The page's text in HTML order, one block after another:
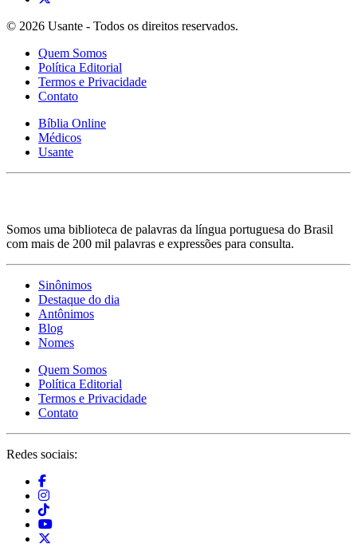
© 2026 Usante - Todos os direitos reservados.
Quem Somos
Política Editorial
Termos e Privacidade
Contato
Bíblia Online
Médicos
Usante
Somos uma biblioteca de palavras da língua portuguesa do Brasil
com mais de 200 mil palavras e expressões para consulta.
Sinônimos
Destaque do dia
Antônimos
Blog
Nomes
Quem Somos
Política Editorial
Termos e Privacidade
Contato
Redes sociais: